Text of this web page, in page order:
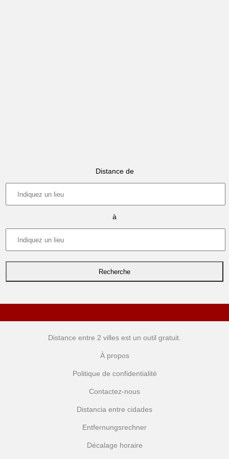
Distance de
à
Distance entre 2 villes est un outil gratuit.
À propos
Politique de confidentialité
Contactez-nous
Distancia entre cidades
Entfernungsrechner
Décalage horaire